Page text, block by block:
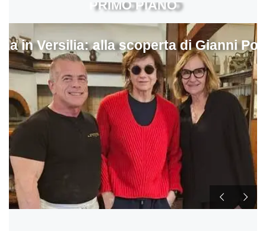
in Versilia: alla scoperta di Gianni
PRIMO PIANO